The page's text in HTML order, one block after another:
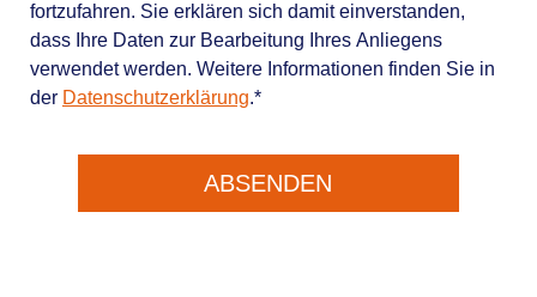
fortzufahren. Sie erklären sich damit einverstanden,
dass Ihre Daten zur Bearbeitung Ihres Anliegens
verwendet werden. Weitere Informationen finden Sie in
der Datenschutzerklärung.*
ABSENDEN